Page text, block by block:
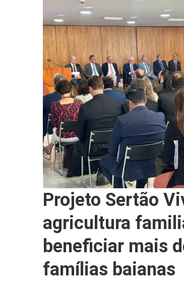
Projeto Sertão
agricultura
beneficiar mais
famílias baianas